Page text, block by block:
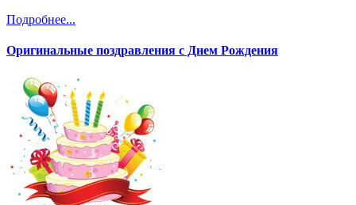
Подробнее...
Оригинальные поздравления с Днем Рождения